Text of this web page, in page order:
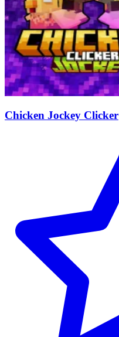
Chicken Jockey Clicker